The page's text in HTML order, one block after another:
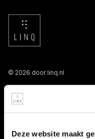
Deze website maakt
© 2026 door linq.nl
LINKS